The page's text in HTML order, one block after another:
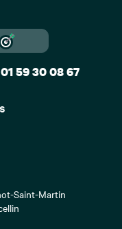
Saint-Martin
01 59 30 08 67